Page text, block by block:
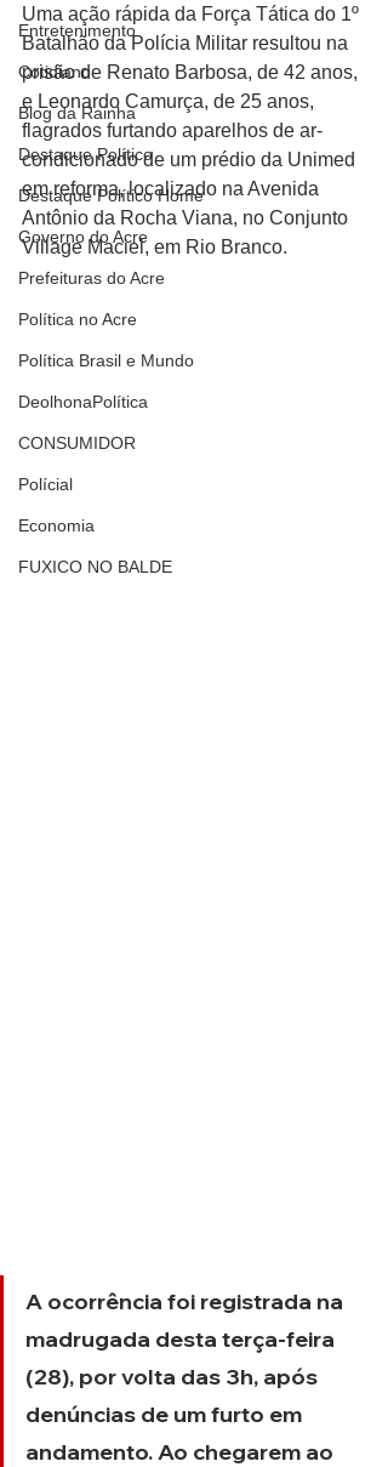
Entretenimento
Cotidiano
Blog da Rainha
Destaque Político
Destaque Político Home
Governo do Acre
Prefeituras do Acre
Política no Acre
Política Brasil e Mundo
DeolhonaPolítica
CONSUMIDOR
Polícial
Economia
FUXICO NO BALDE
Uma ação rápida da Força Tática do 1º
Batalhão da Polícia Militar resultou na
prisão de Renato Barbosa, de 42 anos,
e Leonardo Camurça, de 25 anos,
flagrados furtando aparelhos de ar-
condicionado de um prédio da Unimed
em reforma, localizado na Avenida
Antônio da Rocha Viana, no Conjunto
Village Maciel, em Rio Branco.
A ocorrência foi registrada na
madrugada desta terça-feira
(28), por volta das 3h, após
denúncias de um furto em
andamento. Ao chegarem ao